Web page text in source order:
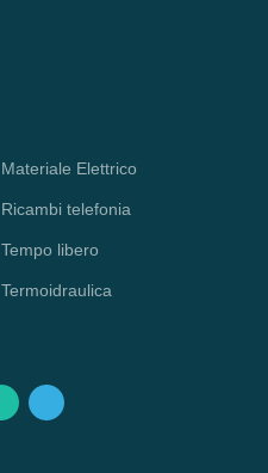
Materiale Elettrico
Ricambi telefonia
Tempo libero
Termoidraulica